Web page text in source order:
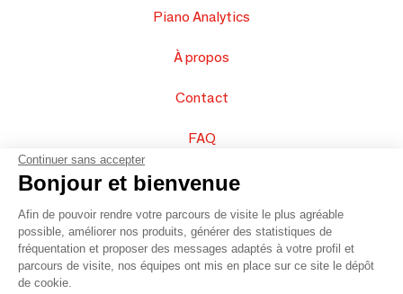
Piano Analytics
À propos
Contact
FAQ
Vendez vos produits
Plan du site
Continuer sans accepter
Bonjour et bienvenue
Afin de pouvoir rendre votre parcours de visite le plus agréable
possible, améliorer nos produits, générer des statistiques de
fréquentation et proposer des messages adaptés à votre profil et
parcours de visite, nos équipes ont mis en place sur ce site le dépôt
de cookie.